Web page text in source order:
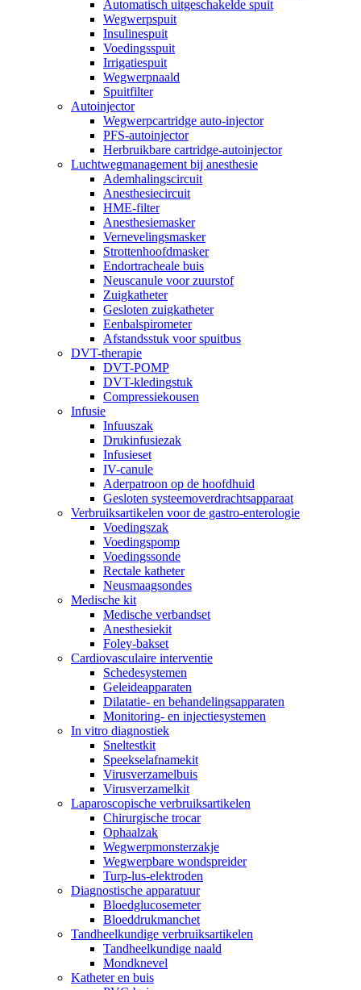
Automatisch uitgeschakelde spuit
Wegwerpspuit
Insulinespuit
Voedingsspuit
Irrigatiespuit
Wegwerpnaald
Spuitfilter
Autoinjector
Wegwerpcartridge auto-injector
PFS-autoinjector
Herbruikbare cartridge-autoinjector
Luchtwegmanagement bij anesthesie
Ademhalingscircuit
Anesthesiecircuit
HME-filter
Anesthesiemasker
Vernevelingsmasker
Strottenhoofdmasker
Endortracheale buis
Neuscanule voor zuurstof
Zuigkatheter
Gesloten zuigkatheter
Eenbalspirometer
Afstandsstuk voor spuitbus
DVT-therapie
DVT-POMP
DVT-kledingstuk
Compressiekousen
Infusie
Infuuszak
Drukinfusiezak
Infusieset
IV-canule
Aderpatroon op de hoofdhuid
Gesloten systeemoverdrachtsapparaat
Verbruiksartikelen voor de gastro-enterologie
Voedingszak
Voedingspomp
Voedingssonde
Rectale katheter
Neusmaagsondes
Medische kit
Medische verbandset
Anesthesiekit
Foley-bakset
Cardiovasculaire interventie
Schedesystemen
Geleideapparaten
Dilatatie- en behandelingsapparaten
Monitoring- en injectiesystemen
In vitro diagnostiek
Sneltestkit
Speekselafnamekit
Virusverzamelbuis
Virusverzamelkit
Laparoscopische verbruiksartikelen
Chirurgische trocar
Ophaalzak
Wegwerpmonsterzakje
Wegwerpbare wondspreider
Turp-lus-elektroden
Diagnostische apparatuur
Bloedglucosemeter
Bloeddrukmanchet
Tandheelkundige verbruiksartikelen
Tandheelkundige naald
Mondknevel
Katheter en buis